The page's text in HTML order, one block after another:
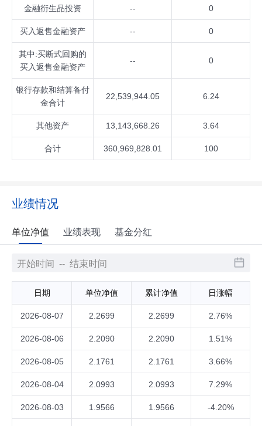
金融衍生品投资 -- 0
买入返售金融资产 -- 0
其中:买断式回购的
买入返售金融资产
-- 0
银行存款和结算备付
金合计
22,539,944.05 6.24
其他资产 13,143,668.26 3.64
合计 360,969,828.01 100
业绩情况
单位净值 业绩表现 基金分红
日期 单位净值 累计净值 日涨幅
2026-08-07 2.2699 2.2699 2.76%
2026-08-06 2.2090 2.2090 1.51%
2026-08-05 2.1761 2.1761 3.66%
2026-08-04 2.0993 2.0993 7.29%
2026-08-03 1.9566 1.9566 -4.20%